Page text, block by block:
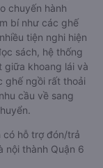
chuyến hành
bí như các ghế
tiện nghi hiện
sách, hệ thống
giữa khoang lái và
ghế ngồi rất thoải
cầu về sang
có hỗ trợ đón/trả
nội thành Quận 6